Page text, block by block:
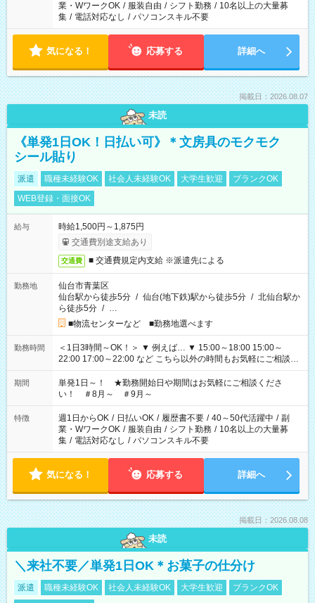
業・WワークOK / 服装自由 / シフト勤務 / 10名以上の大量募
集 / 電話対応なし / パソコンスキル不要
気になる！ 応募する 詳細へ
掲載日：2026.08.07
未読
《単発1日OK！日払い可》＊文房具のモクモク
シール貼り
派遣 職種未経験OK 社会人未経験OK 大学生歓迎
ブランクOK
WEB登録・面接OK
給与
時給1,500円～1,875円
交通費別途支給あり
交通費 ■ 交通費規定内支給 ※派遣先による
勤務地
仙台市青葉区
仙台駅から徒歩5分 / 仙台(地下鉄)駅から徒歩5分 / 北仙台駅か
ら徒歩5分 / …
■物流センターなど ■勤務地選べます
勤務時間
＜1日3時間～OK！＞ ▼ 例えば… ▼ 15:00～18:00 15:00～
22:00 17:00～22:00 など こちら以外の時間もお気軽にご相談く
ださい！
期間
単発1日～！ ★勤務開始日や期間はお気軽にご相談くださ
い！ ＃8月～ ＃9月～
特徴 週1日からOK / 日払いOK / 履歴書不要 / 40～50代活躍中 / 副
業・WワークOK / 服装自由 / シフト勤務 / 10名以上の大量募
集 / 電話対応なし / パソコンスキル不要
気になる！ 応募する 詳細へ
掲載日：2026.08.08
未読
＼来社不要／単発1日OK＊お菓子の仕分け
派遣 職種未経験OK 社会人未経験OK 大学生歓迎
ブランクOK